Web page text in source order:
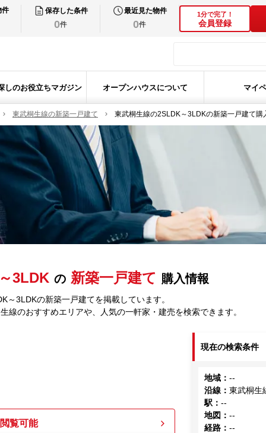
件 保存した条件
0件
最近見た物件
0件
1分で完了！
会員登録
しのお役立ちマガジン オープンハウスについて マイ
東武桐生線の新築一戸建て 東武桐生線の2SLDK～3LDKの新築一戸建て購
3LDK の 新築一戸建て 購入情報
～3LDKの新築一戸建てを掲載しています。
線のおすすめエリアや、人気の一軒家・建売を検索できます。
覧可能
現在の検索条件
地域 ：--
沿線 ：東武桐生
駅 ：--
地図 ：--
経路 ：--